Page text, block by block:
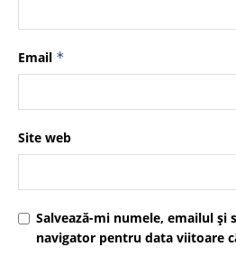
Email *
Site web
Salvează-mi numele, emailul și
navigator pentru data viitoare